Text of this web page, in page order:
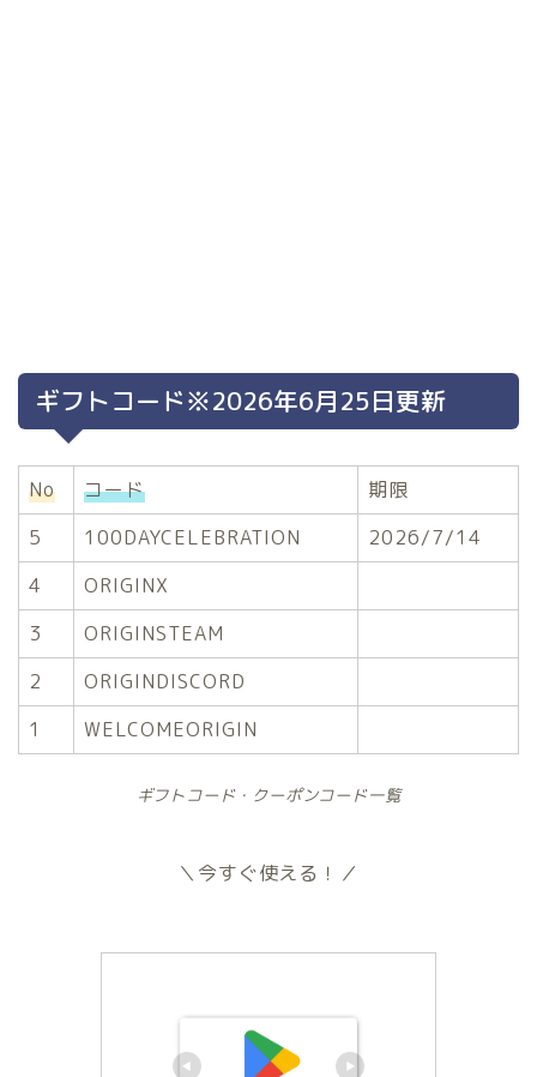
ギフトコード※2026年6月25日更新
No コード
期限
5
100DAYCELEBRATION
2026/7/14
4
ORIGINX
3
ORIGINSTEAM
2
ORIGINDISCORD
1
WELCOMEORIGIN
ギフトコード・クーポンコード一覧
＼今すぐ使える！／